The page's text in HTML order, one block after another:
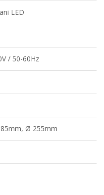
LED
/ 50-60Hz
85mm, Ø 255mm